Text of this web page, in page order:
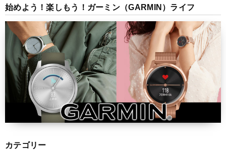
始めよう！楽しもう！ガーミン（GARMIN）ライフ
カテゴリー